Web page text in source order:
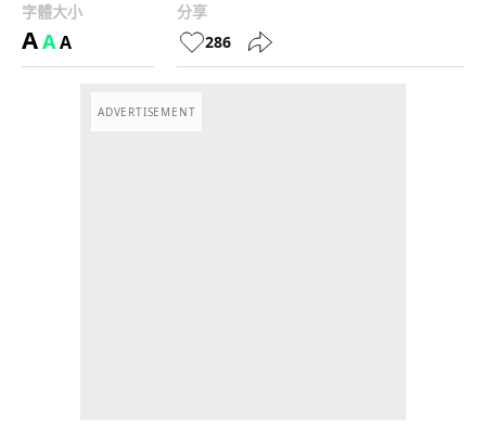
字體大小
AAA
分享
286
ADVERTISEMENT